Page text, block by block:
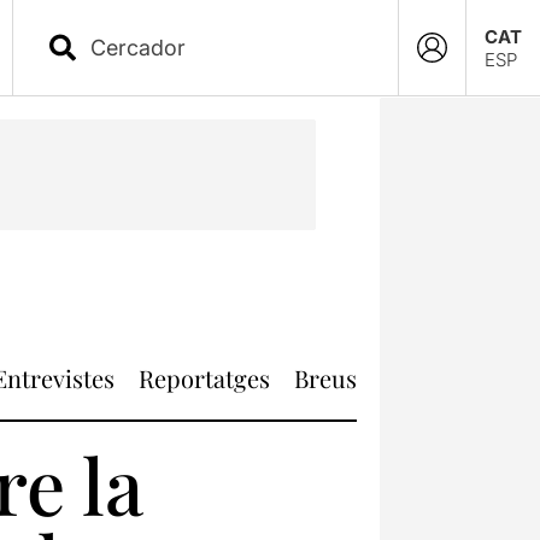
CAT
ESP
Reportatges Breus
la